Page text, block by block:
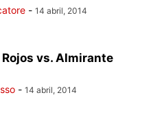
- 14 abril, 2014
vs. Almirante
- 14 abril, 2014